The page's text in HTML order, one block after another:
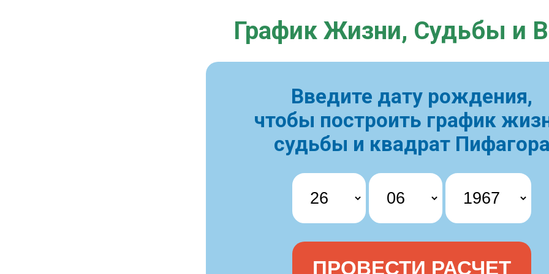
График Жизни, Судьбы и
Введите дату рождения,
чтобы построить график
судьбы и квадрат Пифагора
ПРОВЕСТИ РАСЧЕТ